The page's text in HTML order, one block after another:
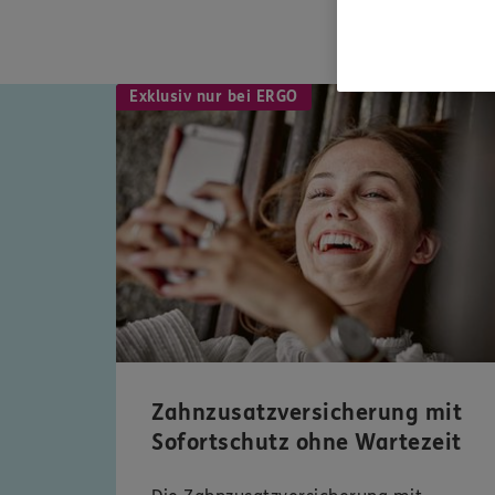
Exklusiv nur bei ERGO
Zahnzusatzversicherung mit
Sofortschutz ohne Wartezeit